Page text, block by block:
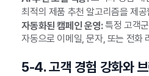
최적의 제품 추천 알고리즘을 제공
자동화된 캠페인 운영:특정 고객
자동으로 이메일, 문자, 또는 전화
5-4. 고객 경험 강화와